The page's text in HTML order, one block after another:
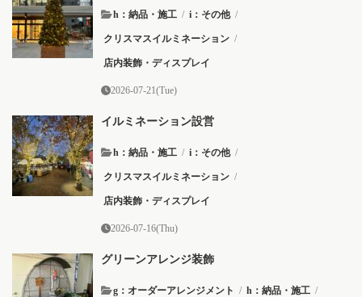
h：納品・施工 / i：その他 /
クリスマスイルミネーション /
店内装飾・ディスプレイ
2026-07-21(Tue)
イルミネーション設営
h：納品・施工 / i：その他 /
クリスマスイルミネーション /
店内装飾・ディスプレイ
2026-07-16(Thu)
グリーンアレンジ装飾
g：オーダーアレンジメント / h：納品・施工 /